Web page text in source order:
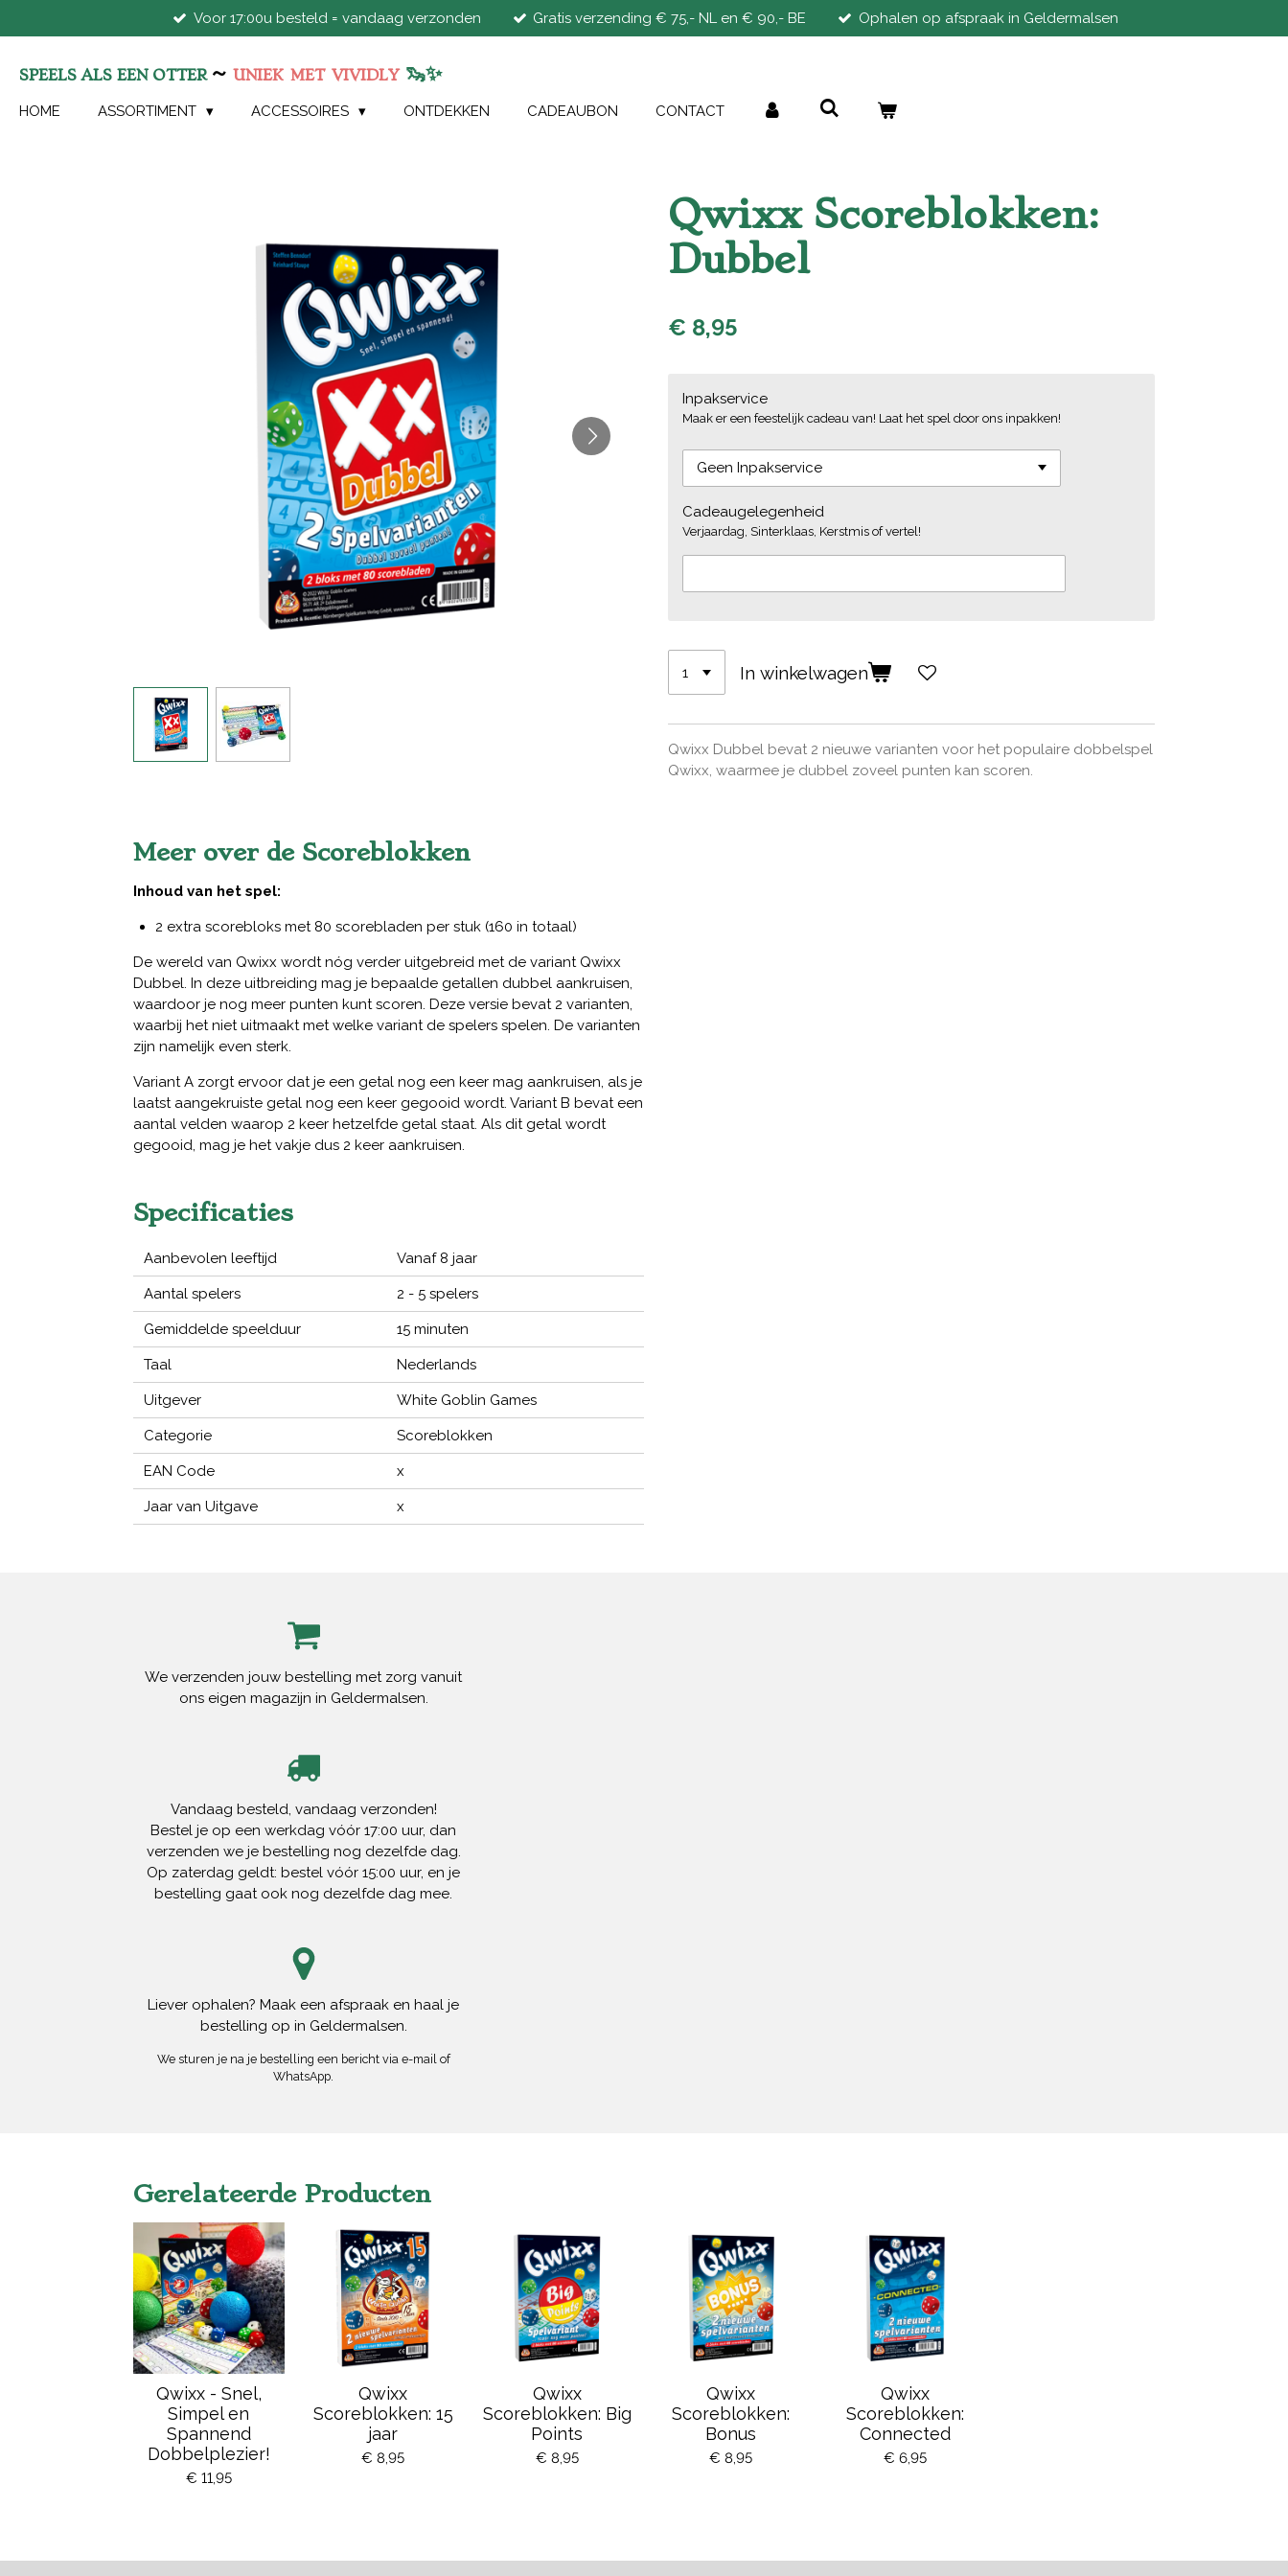
direct
de
hoofdinhoud
Voor 17:00u besteld = vandaag verzonden Gratis verzending € 75,- NL en € 90,- BE Ophalen op afspraak in Geldermalsen
SPEELS ALS EEN OTTER ~ UNIEK MET VIVIDLY 🦦✨
HOME ASSORTIMENT ACCESSOIRES ONTDEKKEN CADEAUBON CONTACT
Qwixx Scoreblokken:
Dubbel
€ 8,95
Inpakservice
Maak er een feestelijk cadeau van! Laat het spel door ons inpakken!
Cadeaugelegenheid
Verjaardag, Sinterklaas, Kerstmis of vertel!
In winkelwagen
Qwixx Dubbel bevat 2 nieuwe varianten voor het populaire dobbelspel
Qwixx, waarmee je dubbel zoveel punten kan scoren.
Meer over de Scoreblokken
Inhoud van het spel:
2 extra scorebloks met 80 scorebladen per stuk (160 in totaal)
De wereld van Qwixx wordt nóg verder uitgebreid met de variant Qwixx
Dubbel. In deze uitbreiding mag je bepaalde getallen dubbel aankruisen,
waardoor je nog meer punten kunt scoren. Deze versie bevat 2 varianten,
waarbij het niet uitmaakt met welke variant de spelers spelen. De varianten
zijn namelijk even sterk.
Variant A zorgt ervoor dat je een getal nog een keer mag aankruisen, als je
laatst aangekruiste getal nog een keer gegooid wordt. Variant B bevat een
aantal velden waarop 2 keer hetzelfde getal staat. Als dit getal wordt
gegooid, mag je het vakje dus 2 keer aankruisen.
Specificaties
Aanbevolen leeftijd Vanaf 8 jaar
Aantal spelers 2 - 5 spelers
Gemiddelde speelduur 15 minuten
Taal Nederlands
Uitgever White Goblin Games
Categorie Scoreblokken
EAN Code x
Jaar van Uitgave x
We verzenden jouw bestelling met zorg vanuit
ons eigen magazijn in Geldermalsen.
Vandaag besteld, vandaag verzonden!
Bestel je op een werkdag vóór 17:00 uur, dan
verzenden we je bestelling nog dezelfde dag.
Op zaterdag geldt: bestel vóór 15:00 uur, en je
bestelling gaat ook nog dezelfde dag mee.
Liever ophalen? Maak een afspraak en haal je
bestelling op in Geldermalsen.
We sturen je na je bestelling een bericht via e-mail of
WhatsApp.
Gerelateerde Producten
Qwixx - Snel,
Simpel en
Spannend
Dobbelplezier!
€ 11,95
Qwixx
Scoreblokken: 15
jaar
€ 8,95
Qwixx
Scoreblokken: Big
Points
€ 8,95
Qwixx
Scoreblokken:
Bonus
€ 8,95
Qwixx
Scoreblokken:
Connected
€ 6,95